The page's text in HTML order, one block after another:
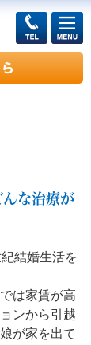
な治療が
結婚生活を
は家賃が高
ンから引越
が家を出て